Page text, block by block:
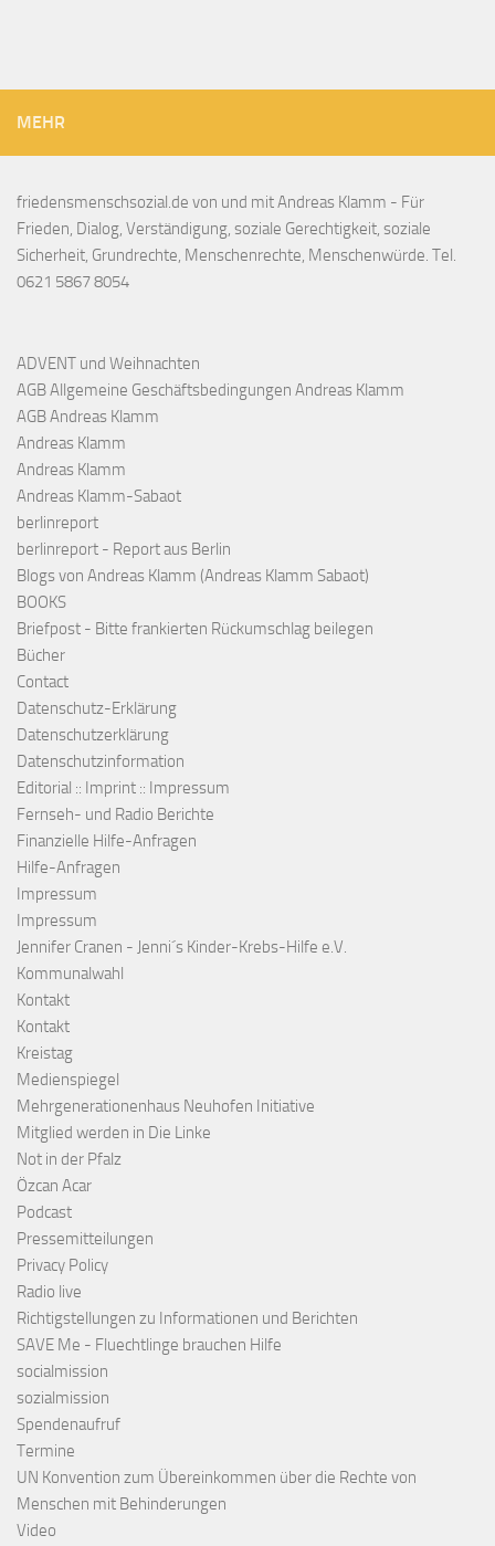
MEHR
friedensmenschsozial.de von und mit Andreas Klamm - Für
Frieden, Dialog, Verständigung, soziale Gerechtigkeit, soziale
Sicherheit, Grundrechte, Menschenrechte, Menschenwürde. Tel.
0621 5867 8054
ADVENT und Weihnachten
AGB Allgemeine Geschäftsbedingungen Andreas Klamm
AGB Andreas Klamm
Andreas Klamm
Andreas Klamm
Andreas Klamm-Sabaot
berlinreport
berlinreport - Report aus Berlin
Blogs von Andreas Klamm (Andreas Klamm Sabaot)
BOOKS
Briefpost - Bitte frankierten Rückumschlag beilegen
Bücher
Contact
Datenschutz-Erklärung
Datenschutzerklärung
Datenschutzinformation
Editorial :: Imprint :: Impressum
Fernseh- und Radio Berichte
Finanzielle Hilfe-Anfragen
Hilfe-Anfragen
Impressum
Impressum
Jennifer Cranen - Jenni´s Kinder-Krebs-Hilfe e.V.
Kommunalwahl
Kontakt
Kontakt
Kreistag
Medienspiegel
Mehrgenerationenhaus Neuhofen Initiative
Mitglied werden in Die Linke
Not in der Pfalz
Özcan Acar
Podcast
Pressemitteilungen
Privacy Policy
Radio live
Richtigstellungen zu Informationen und Berichten
SAVE Me - Fluechtlinge brauchen Hilfe
socialmission
sozialmission
Spendenaufruf
Termine
UN Konvention zum Übereinkommen über die Rechte von
Menschen mit Behinderungen
Video